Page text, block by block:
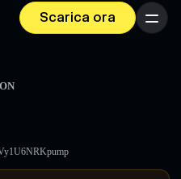
Scarica ora Menu